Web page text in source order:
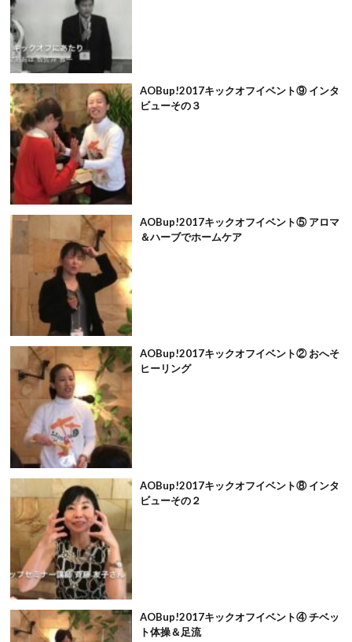
AOBup!2017キックオフイベント⑨ インタ
ビューその３
AOBup!2017キックオフイベント⑤ アロマ
＆ハーブでホームケア
AOBup!2017キックオフイベント② おへそ
ヒーリング
AOBup!2017キックオフイベント⑧ インタ
ビューその２
AOBup!2017キックオフイベント④ チベッ
ト体操＆足流